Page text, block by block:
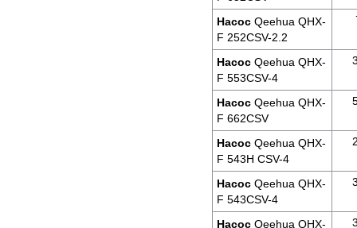
Насос Qeehua QHX-
F 252CSV-2.2
Насос Qeehua QHX-
F 553CSV-4
Насос Qeehua QHX-
F 662CSV
Насос Qeehua QHX-
F 543H CSV-4
Насос Qeehua QHX-
F 543CSV-4
Насос Qeehua QHX-